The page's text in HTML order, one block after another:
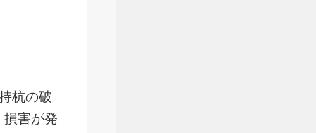
杭の破
害が発